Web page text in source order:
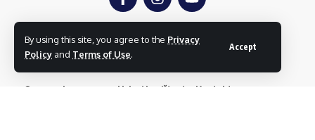
By using this site, you agree to the Privacy
Policy and Terms of Use.
Accept
Mostar Društvo Kultura Sport Mostarlook
O nama Impressum Uslovi korištenja
Kontakt